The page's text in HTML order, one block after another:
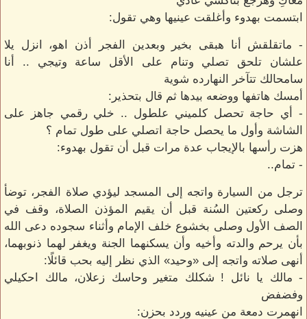
ابتسمت بهدوء وأغلقت عينيها وهي تقول:
- ماتقلقش أنا هبقى بخير وبعدين الفجر أذن اهو، انزل يلا
علشان تلحق تصلي وتنام على الأقل ساعة وتيجي .. أنا
سامحالك تتآخر النهارده شوية
أمسك هاتفها ووضعه بيدها ثم قال بتحذير:
- أي حاجة تحصل كلميني علطول .. خلي رقمي جاهز على
الشاشة وأول ما يحصل حاجة اتصلي على طول تمام ؟
هزت رأسها بالإيجاب عدة مرات قبل أن تقول بهدوء:
- تمام..
ترجل من السيارة واتجه إلى المسجد ليؤدي صلاة الفجر، توضأ
وصلى ركعتين السُنة قبل أن يقيم المؤذن الصلاة، وقف في
الصف الأول وصلى بخشوع خلف الإمام وأثناء سجوده دعى الله
بأن يرحم والدته وأخيه وأن يسكنهما الجنة ويغفر لهما ذنوبهما،
أنهى صلاته واتجه إلى «وحيد» الذي نظر إليه بحب قائلًا:
- مالك يا نائل ! شكلك متغير وحاسك زعلان، مالك احكيلي
وفضفض
انهمرت دمعة من عينيه وردد بحزن: